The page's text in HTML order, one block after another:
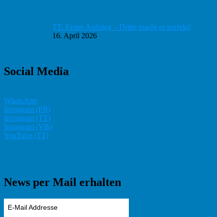
TT: Erster Aufstieg – Dritte macht es perfekt!
16. April 2026
Social Media
WhatsApp
Instagram (FB)
Instagram (TT)
Instagram (VB)
YouTube (TT)
News per Mail erhalten
E-Mail Addresse